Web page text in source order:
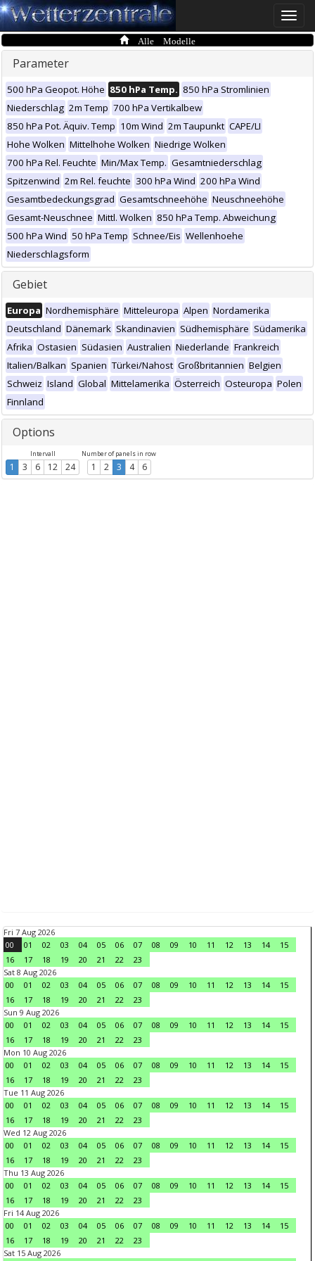
Toggle
Alle Modelle
Parameter
500 hPa Geopot. Höhe 850 hPa Temp. 850 hPa Stromlinien
Niederschlag 2m Temp 700 hPa Vertikalbew
850 hPa Pot. Äquiv. Temp 10m Wind 2m Taupunkt CAPE/LI
Hohe Wolken Mittelhohe Wolken Niedrige Wolken
700 hPa Rel. Feuchte Min/Max Temp. Gesamtniederschlag
Spitzenwind 2m Rel. feuchte 300 hPa Wind 200 hPa Wind
Gesamtbedeckungsgrad Gesamtschneehöhe Neuschneehöhe
Gesamt-Neuschnee Mittl. Wolken 850 hPa Temp. Abweichung
500 hPa Wind 50 hPa Temp Schnee/Eis Wellenhoehe
Niederschlagsform
Gebiet
Europa Nordhemisphäre Mitteleuropa Alpen Nordamerika
Deutschland Dänemark Skandinavien Südhemisphäre Südamerika
Afrika Ostasien Südasien Australien Niederlande Frankreich
Italien/Balkan Spanien Türkei/Nahost Großbritannien Belgien
Schweiz Island Global Mittelamerika Österreich Osteuropa Polen
Finnland
Options
Intervall
1 3 6 12 24
Number of panels in row
1 2 3 4 6
Fri 7 Aug 2026
00
01 02 03 04 05 06 07 08 09 10 11 12 13 14
15
16
17 18 19 20 21 22
23
Sat 8 Aug 2026
00
01 02 03 04 05 06 07 08 09 10 11 12 13 14
15
16
17 18 19 20 21 22
23
Sun 9 Aug 2026
00
01 02 03 04 05 06 07 08 09 10 11 12 13 14
15
16
17 18 19 20 21 22
23
Mon 10 Aug 2026
00
01 02 03 04 05 06 07 08 09 10 11 12 13 14
15
16
17 18 19 20 21 22
23
Tue 11 Aug 2026
00
01 02 03 04 05 06 07 08 09 10 11 12 13 14
15
16
17 18 19 20 21 22
23
Wed 12 Aug 2026
00
01 02 03 04 05 06 07 08 09 10 11 12 13 14
15
16
17 18 19 20 21 22
23
Thu 13 Aug 2026
00
01 02 03 04 05 06 07 08 09 10 11 12 13 14
15
16
17 18 19 20 21 22
23
Fri 14 Aug 2026
00
01 02 03 04 05 06 07 08 09 10 11 12 13 14
15
16
17 18 19 20 21 22
23
Sat 15 Aug 2026